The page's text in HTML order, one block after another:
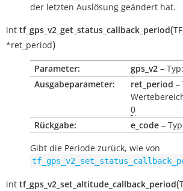
der letzten Auslösung geändert hat.
int tf_gps_v2_get_status_callback_period(
*ret_period)
Parameter: gps_v2 –
Ausgabeparameter:
ret_period –
0
Rückgabe:
e_code –
Gibt die Periode zurück, wie von
int tf_gps_v2_set_altitude_callback_period(